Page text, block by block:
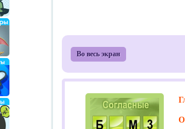
Во весь экран